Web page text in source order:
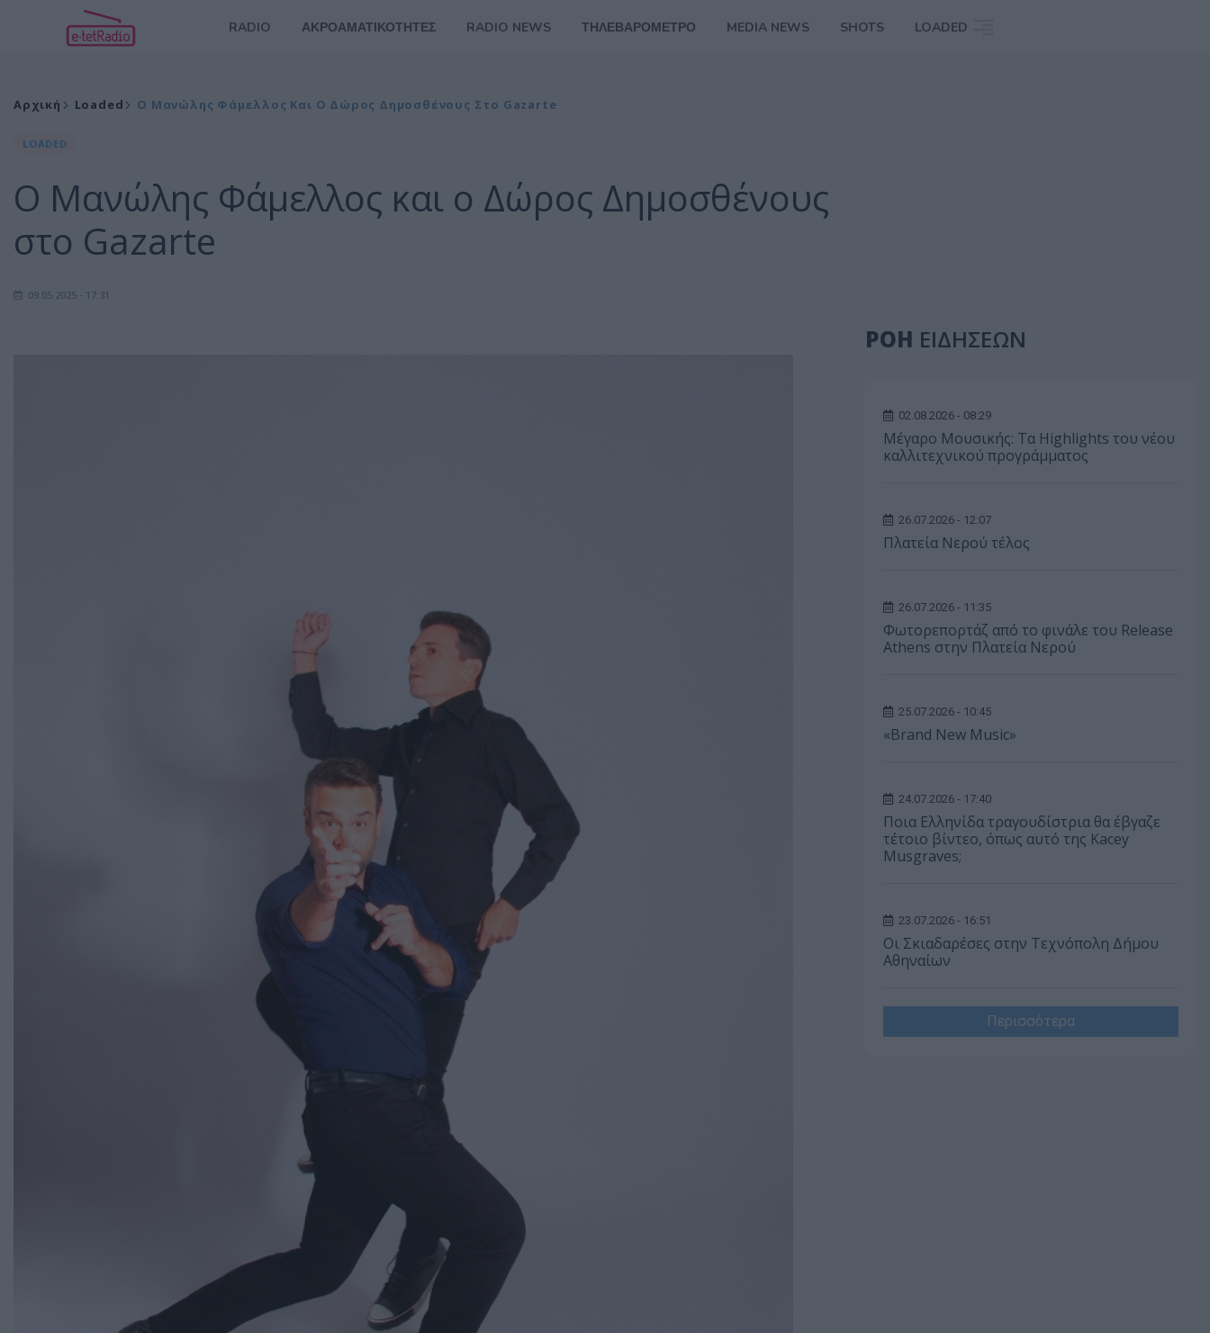
RADIO ΑΚΡΟΑΜΑΤΙΚΟΤΗΤΕΣ RADIO NEWS ΤΗΛΕΒΑΡΟΜΕΤΡΟ MEDIA NEWS SHOTS LOADED
Αρχική Loaded Ο Μανώλης Φάμελλος Και Ο Δώρος Δημοσθένους Στο Gazarte
LOADED
Ο Μανώλης Φάμελλος και ο Δώρος Δημοσθένους
στο Gazarte
09.05.2025 - 17:31
ΡΟΗ ΕΙΔΗΣΕΩΝ
02.08.2026 - 08:29
Μέγαρο Μουσικής: Τα Highlights του νέου
καλλιτεχνικού προγράμματος
26.07.2026 - 12:07
Πλατεία Νερού τέλος
26.07.2026 - 11:35
Φωτορεπορτάζ από το φινάλε του Release
Athens στην Πλατεία Νερού
25.07.2026 - 10:45
«Brand New Music»
24.07.2026 - 17:40
Ποια Ελληνίδα τραγουδίστρια θα έβγαζε
τέτοιο βίντεο, όπως αυτό της Kacey
Musgraves;
23.07.2026 - 16:51
Οι Σκιαδαρέσες στην Τεχνόπολη Δήμου
Αθηναίων
Περισσότερα